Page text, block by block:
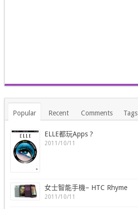
Popular Recent Comments Tags
ELLE都玩Apps ?
2011/10/11
女士智能手機– HTC Rhyme
2011/10/11